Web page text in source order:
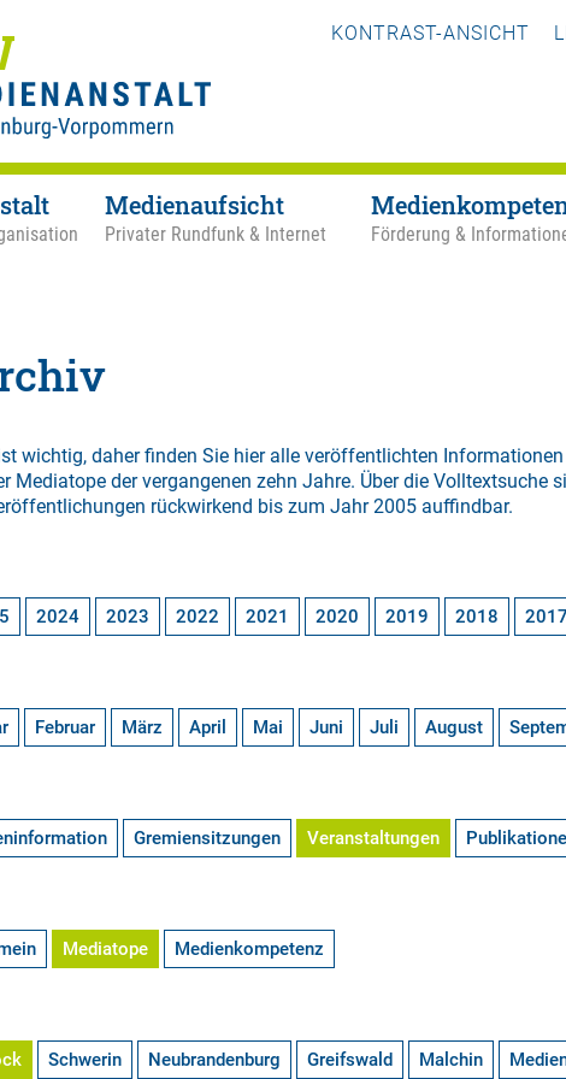
KONTRAST-ANSICHT
Medienaufsicht
Privater Rundfunk & Internet Förderung &
wichtig, daher finden Sie hier alle veröffentlichten
Mediatope der vergangenen zehn Jahre. Über die Volltextsuche
rückwirkend bis zum Jahr 2005 auffindbar.
2024 2023 2022 2021 2020 2019 2018 2017
Februar März April Mai Juni Juli August
Gremiensitzungen Veranstaltungen
Mediatope Medienkompetenz
Schwerin Neubrandenburg Greifswald Malchin